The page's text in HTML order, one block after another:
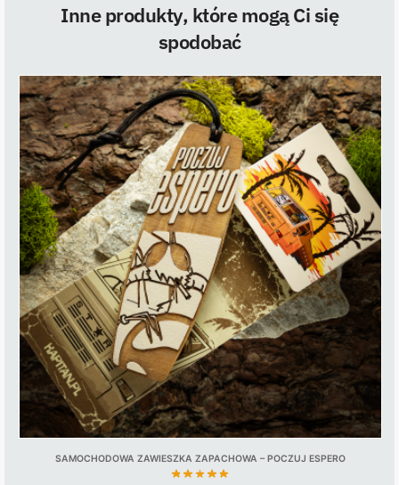
Inne produkty, które mogą Ci się
spodobać
SAMOCHODOWA ZAWIESZKA ZAPACHOWA – POCZUJ ESPERO